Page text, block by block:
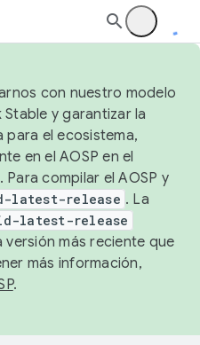
con nuestro modelo
y garantizar la
el ecosistema,
en el AOSP en el
compilar el AOSP y
latest-release . La
latest-release
más reciente que
más información,
.